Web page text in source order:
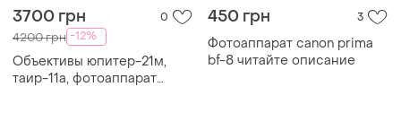
3700 грн 0
4200 грн -12%
Объективы юпитер-21м,
таир-11a, фотоаппарат
450 грн 3
Фотоаппарат canon prima
bf-8 читайте описание